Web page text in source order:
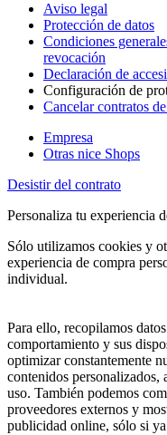
Aviso legal
Protección de datos
Condiciones
revocación
Declaración de
Configuración de
Cancelar contratos
Empresa
Otras nice Shops
Desistir del contrato
Personaliza tu experiencia
Sólo utilizamos cookies y
experiencia de compra
individual.
Para ello, recopilamos
comportamiento y sus
optimizar constantemente
contenidos personalizados,
uso. También podemos
proveedores externos y
publicidad online, sólo si